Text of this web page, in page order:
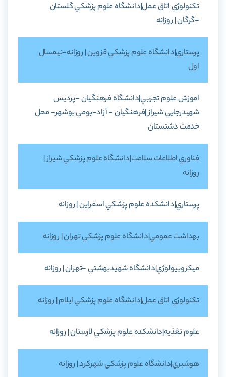
تکنولوژي اتاق عمل|دانشگاه علوم پزشکي گلستان
-گرگان | روزانه
پرستاري|دانشگاه علوم پزشکي قزوين | روزانه-نيمسال
اول
اموزش علوم تجربي|دانشگاه فرهنگيان -پرديس
شهيدرجايي شيراز |فرهنگيان - آزاد-بومي بوشهر- محل
خدمت دشتستان
فناوري اطلاعات سلامت|دانشگاه علوم پزشکي شيراز |
روزانه
پرستاري|دانشکده علوم پزشکي اسفراين | روزانه
بهداشت عمومي|دانشگاه علوم پزشکي تهران | روزانه
ميکروبيولوژي|دانشگاه شهيدبهشتي -تهران | روزانه
تکنولوژي اتاق عمل|دانشگاه علوم پزشکي ايلام | روزانه
علوم تغذيه|دانشکده علوم پزشکي لارستان | روزانه
هوشبري|دانشگاه علوم پزشکي شهرکرد | روزانه